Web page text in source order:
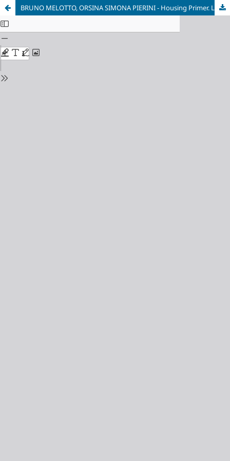
BRUNO MELOTTO, ORSINA SIMONA PIERINI - Housing Primer. Le forme della residenza nella città contemporanea